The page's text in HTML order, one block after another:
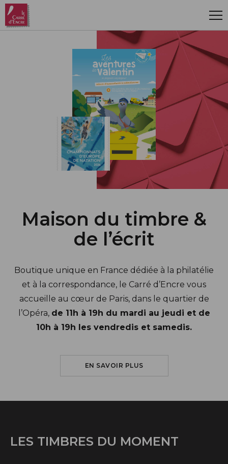
Aller au contenu principal
Maison du timbre &
de l’écrit
Boutique unique en France dédiée à la philatélie
et à la correspondance, le Carré d’Encre vous
accueille au cœur de Paris, dans le quartier de
l’Opéra, de 11h à 19h du mardi au jeudi et de
10h à 19h les vendredis et samedis.
EN SAVOIR PLUSSUR LE CARRÉ D'ENCRE
LES TIMBRES DU MOMENT